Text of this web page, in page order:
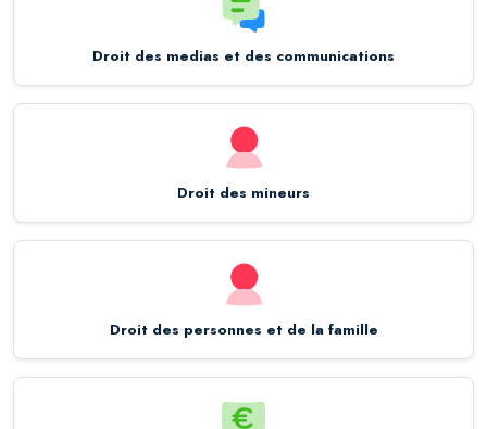
Droit des medias et des communications
Droit des mineurs
Droit des personnes et de la famille